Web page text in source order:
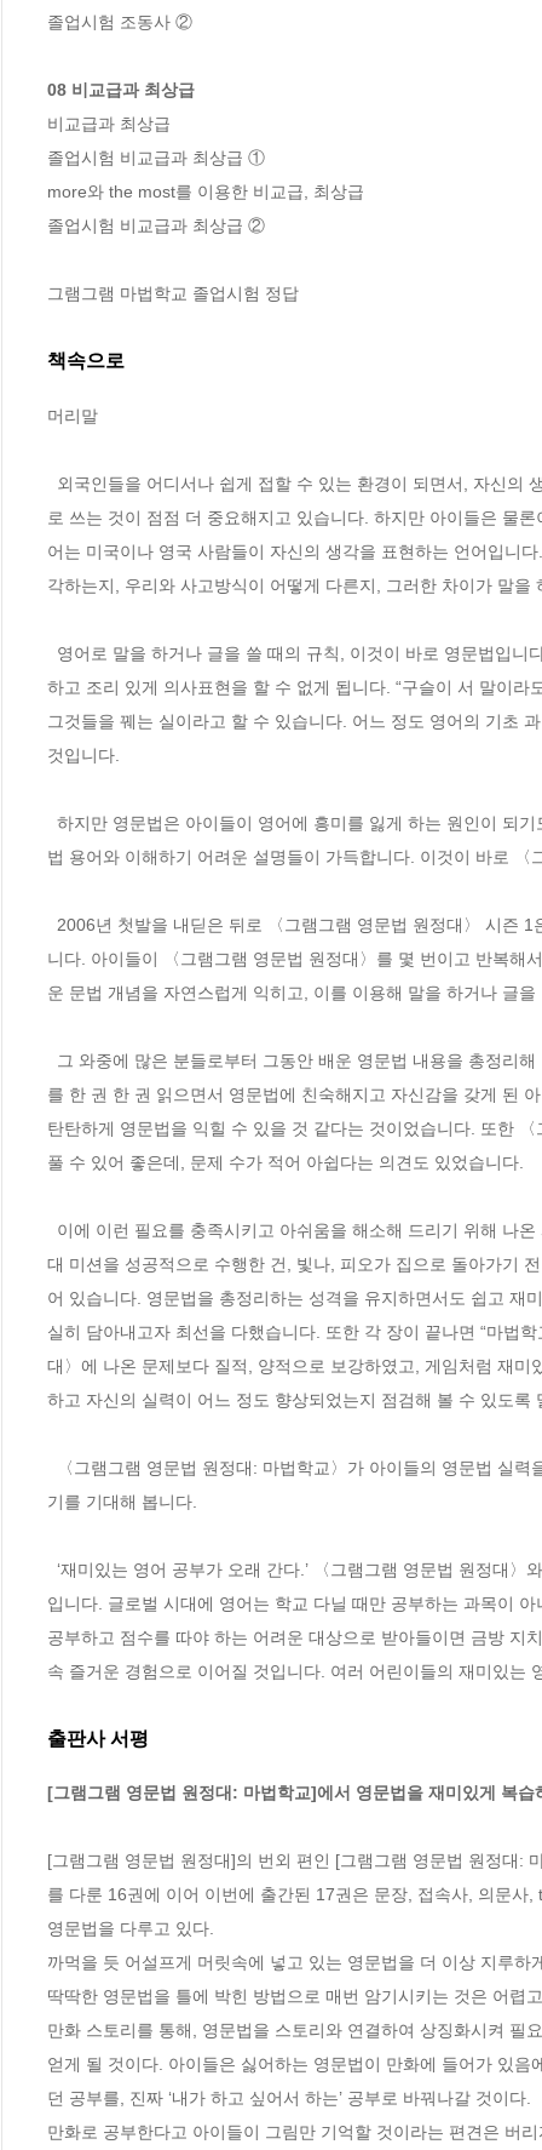
08 비교급과 최상급
비교급과 최상급
졸업시험 비교급과 최상급 ①
more와 the most를 이용한 비교급, 최상급
졸업시험 비교급과 최상급 ②
그램그램 마법학교 졸업시험 정답
책속으로
머리말
외국인들을 어디서나 쉽게 접할 수 있는 환경이 되면서, 자신의
로 쓰는 것이 점점 더 중요해지고 있습니다. 하지만 아이들은 물
어는 미국이나 영국 사람들이 자신의 생각을 표현하는 언어입니
각하는지, 우리와 사고방식이 어떻게 다른지, 그러한 차이가 말
하고 조리 있게 의사표현을 할 수 없게 됩니다. “구슬이 서 말이
그것들을 꿰는 실이라고 할 수 있습니다. 어느 정도 영어의 기초
것입니다.
법 용어와 이해하기 어려운 설명들이 가득합니다. 이것이 바로
니다. 아이들이 〈그램그램 영문법 원정대〉를 몇 번이고 반복
를 한 권 한 권 읽으면서 영문법에 친숙해지고 자신감을 갖게 된
탄탄하게 영문법을 익힐 수 있을 것 같다는 것이었습니다. 또한
풀 수 있어 좋은데, 문제 수가 적어 아쉽다는 의견도 있었습니다.
대 미션을 성공적으로 수행한 건, 빛나, 피오가 집으로 돌아가기
어 있습니다. 영문법을 총정리하는 성격을 유지하면서도 쉽고 재
실히 담아내고자 최선을 다했습니다. 또한 각 장이 끝나면 “마법
대〉에 나온 문제보다 질적, 양적으로 보강하였고, 게임처럼 재
하고 자신의 실력이 어느 정도 향상되었는지 점검해 볼 수 있도록
기를 기대해 봅니다.
입니다. 글로벌 시대에 영어는 학교 다닐 때만 공부하는 과목이
공부하고 점수를 따야 하는 어려운 대상으로 받아들이면 금방 지
속 즐거운 경험으로 이어질 것입니다. 여러 어린이들의 재미있는
출판사 서평
[그램그램 영문법 원정대: 마법학교]에서 영문법을 재미있게 복습
[그램그램 영문법 원정대]의 번외 편인 [그램그램 영문법 원정대:
를 다룬 16권에 이어 이번에 출간된 17권은 문장, 접속사, 의문
영문법을 다루고 있다.
까먹을 듯 어설프게 머릿속에 넣고 있는 영문법을 더 이상 지루
딱딱한 영문법을 틀에 박힌 방법으로 매번 암기시키는 것은 어렵
만화 스토리를 통해, 영문법을 스토리와 연결하여 상징화시켜 필
얻게 될 것이다. 아이들은 싫어하는 영문법이 만화에 들어가 있음
던 공부를, 진짜 ‘내가 하고 싶어서 하는’ 공부로 바꿔나갈 것이다.
만화로 공부한다고 아이들이 그림만 기억할 것이라는 편견은 버